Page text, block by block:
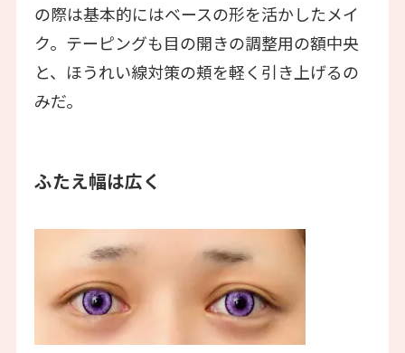
の際は基本的にはベースの形を活かしたメイ
ク。テーピングも目の開きの調整用の額中央
と、ほうれい線対策の頬を軽く引き上げるの
みだ。
ふたえ幅は広く